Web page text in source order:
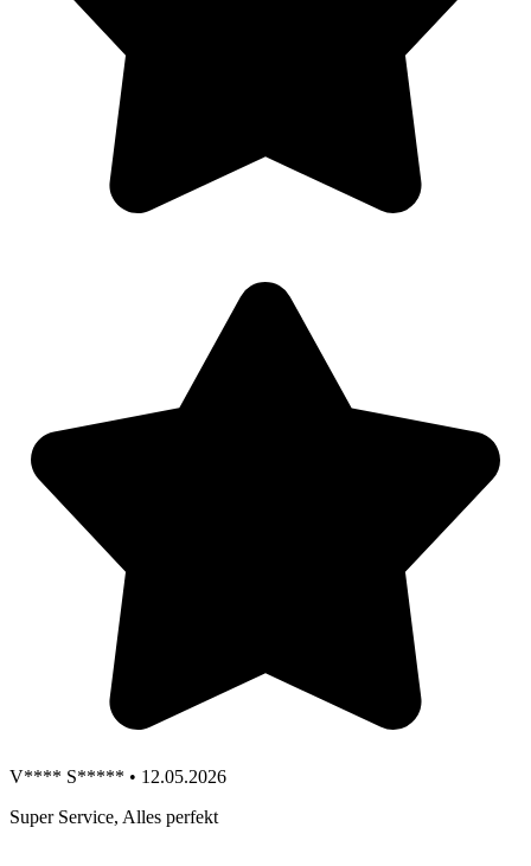
V**** S***** • 12.05.2026
Super Service, Alles perfekt